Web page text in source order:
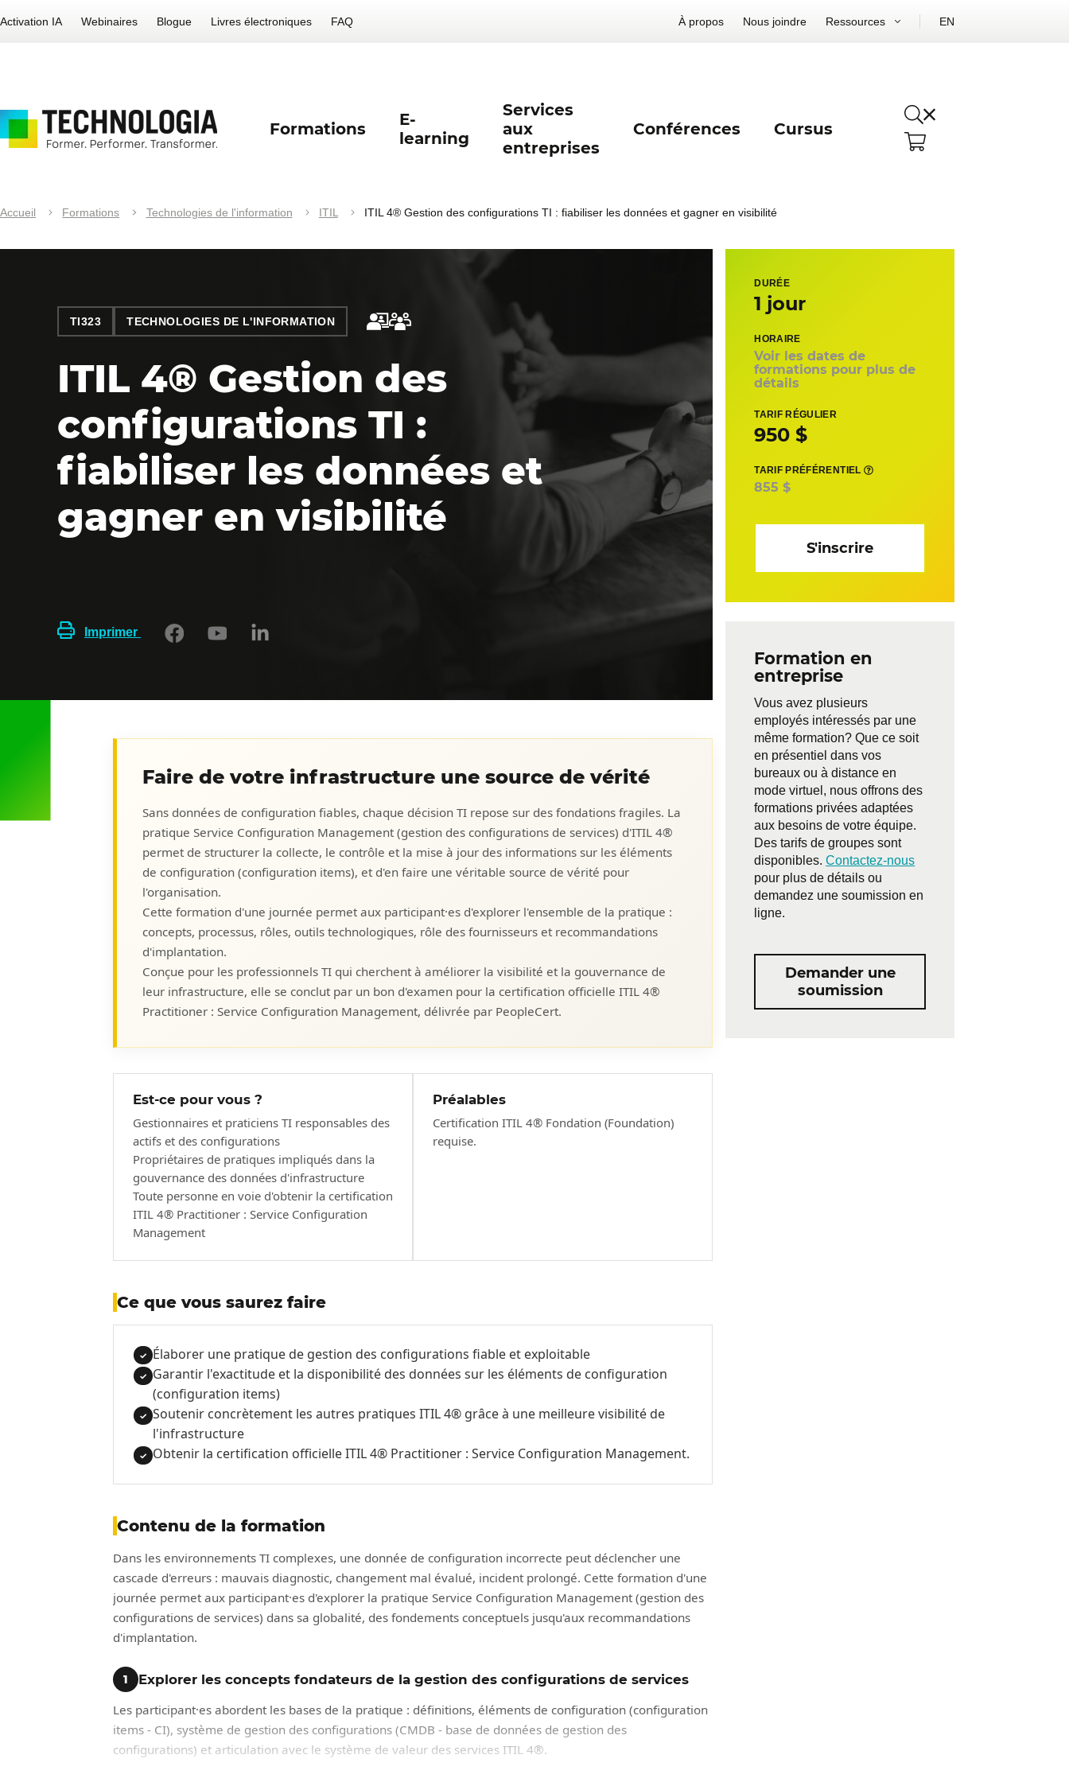
Activation IA Webinaires Blogue Livres électroniques FAQ À propos Nous joindre Ressources EN
Formations
E-
learning
Services
aux
entreprises
Conférences Cursus
Accueil Formations Technologies de l'information ITIL ITIL 4® Gestion des configurations TI : fiabiliser les données et gagner en visibilité
TI323 TECHNOLOGIES DE L'INFORMATION
ITIL 4® Gestion des
configurations TI :
fiabiliser les données et
gagner en visibilité
Imprimer
Faire de votre infrastructure une source de vérité
Sans données de configuration fiables, chaque décision TI repose sur des fondations fragiles. La
pratique Service Configuration Management (gestion des configurations de services) d'ITIL 4®
permet de structurer la collecte, le contrôle et la mise à jour des informations sur les éléments
de configuration (configuration items), et d'en faire une véritable source de vérité pour
l'organisation.
Cette formation d'une journée permet aux participant·es d'explorer l'ensemble de la pratique :
concepts, processus, rôles, outils technologiques, rôle des fournisseurs et recommandations
d'implantation.
Conçue pour les professionnels TI qui cherchent à améliorer la visibilité et la gouvernance de
leur infrastructure, elle se conclut par un bon d'examen pour la certification officielle ITIL 4®
Practitioner : Service Configuration Management, délivrée par PeopleCert.
Est-ce pour vous ?
Gestionnaires et praticiens TI responsables des
actifs et des configurations
Propriétaires de pratiques impliqués dans la
gouvernance des données d'infrastructure
Toute personne en voie d'obtenir la certification
ITIL 4® Practitioner : Service Configuration
Management
Préalables
Certification ITIL 4® Fondation (Foundation)
requise.
Ce que vous saurez faire
✓ Élaborer une pratique de gestion des configurations fiable et exploitable
✓ Garantir l'exactitude et la disponibilité des données sur les éléments de configuration
(configuration items)
✓ Soutenir concrètement les autres pratiques ITIL 4® grâce à une meilleure visibilité de
l'infrastructure
✓ Obtenir la certification officielle ITIL 4® Practitioner : Service Configuration Management.
Contenu de la formation
Dans les environnements TI complexes, une donnée de configuration incorrecte peut déclencher une
cascade d'erreurs : mauvais diagnostic, changement mal évalué, incident prolongé. Cette formation d'une
journée permet aux participant·es d'explorer la pratique Service Configuration Management (gestion des
configurations de services) dans sa globalité, des fondements conceptuels jusqu'aux recommandations
d'implantation.
1
Explorer les concepts fondateurs de la gestion des configurations de services
Les participant·es abordent les bases de la pratique : définitions, éléments de configuration (configuration
items - CI), système de gestion des configurations (CMDB - base de données de gestion des
configurations) et articulation avec le système de valeur des services ITIL 4®.
DURÉE
1 jour
HORAIRE
Voir les dates de
formations pour plus de
détails
TARIF RÉGULIER
950 $
TARIF PRÉFÉRENTIEL
855 $
S'inscrire
Formation en
entreprise
Vous avez plusieurs
employés intéressés par une
même formation? Que ce soit
en présentiel dans vos
bureaux ou à distance en
mode virtuel, nous offrons des
formations privées adaptées
aux besoins de votre équipe.
Des tarifs de groupes sont
disponibles.Contactez-nous
pour plus de détails ou
demandez une soumission en
ligne.
Demander une
soumission